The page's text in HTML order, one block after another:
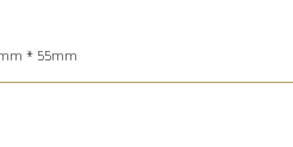
* 55mm